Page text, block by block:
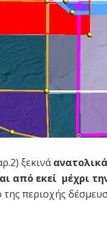
ξεκινά
από εκεί μέχρι
της περιοχής